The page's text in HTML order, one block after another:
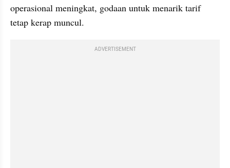
operasional meningkat, godaan untuk menarik tarif
tetap kerap muncul.
ADVERTISEMENT